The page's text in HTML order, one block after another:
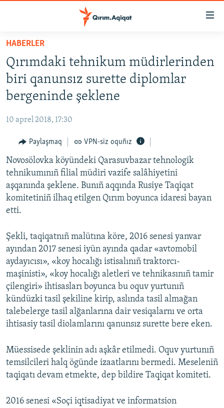
Esas
qaytmaq
Baş
navigatsiyağa
qaytmaq
Qıdıruvğa
qaytmaq
HABERLER
SİYASET
İQTİSADİYAT
MEDENİYET
İNSAN AQLARI
VİDEO
BLOGLAR
FİKİR
Русский
Українською
QOŞULIÑIZ!
HABERLER
Qırımdaki tehnikum müdirlerinden
biri qanunsız surette diplomlar
bergeninde şeklene
10 aprel 2018, 17:30
Paylaşmaq VPN-siz oquñız
Novosölovka köyündeki Qarasuvbazar tehnologik
tehnikumınıñ filial müdiri vazife salâhiyetini
aşqanında şeklene. Bunıñ aqqında Rusiye Taqiqat
komitetiniñ ilhaq etilgen Qırım boyunca idaresi bayan
etti.
Şekli, taqiqatnıñ malütına köre, 2016 senesi yanvar
ayından 2017 senesi iyün ayında qadar «avtomobil
aydayıcısı», «koy hocalığı istisalınıñ traktorcı-
maşinisti», «koy hocalığı aletleri ve tehnikasınıñ tamir
çilengiri» ihtisasları boyunca bu oquv yurtunıñ
kündüzki tasil şekiline kirip, aslında tasil almağan
talebelerge tasil alğanlarına dair vesiqalarnı ve orta
ihtisasiy tasil diolamlarını qanunsız surette bere eken.
Müessisede şeklinin adı aşkâr etilmedi. Oquv yurtunıñ
temsilcileri halq ögünde izaatlarını bermedi. Meseleniñ
taqiqatı devam etmekte, dep bildire Taqiqat komiteti.
2016 senesi «Soçi iqtisadiyat ve informatsion